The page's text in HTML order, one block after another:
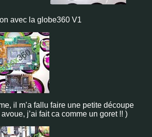
avec la globe360 V1
il m’a fallu faire une petite découpe
j’ai fait ca comme un goret !! )